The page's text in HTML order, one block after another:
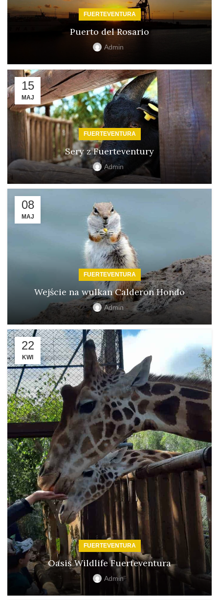
FUERTEVENTURA
Puerto del Rosario
Admin
15
MAJ
FUERTEVENTURA
Sery z Fuerteventury
Admin
08
MAJ
FUERTEVENTURA
Wejście na wulkan Calderon Hondo
Admin
22
KWI
FUERTEVENTURA
Oasis Wildlife Fuerteventura
Admin